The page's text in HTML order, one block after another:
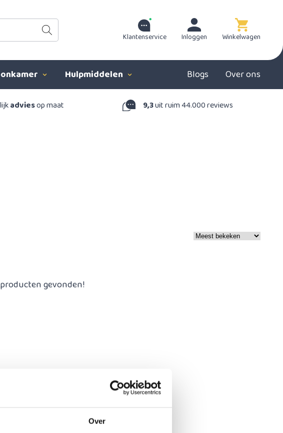
Over
Klantenservice Inloggen Winkelwagen
Hulpmiddelen Blogs Over ons
adviesop maat 9,3uit ruim 44.000 reviews
gevonden!